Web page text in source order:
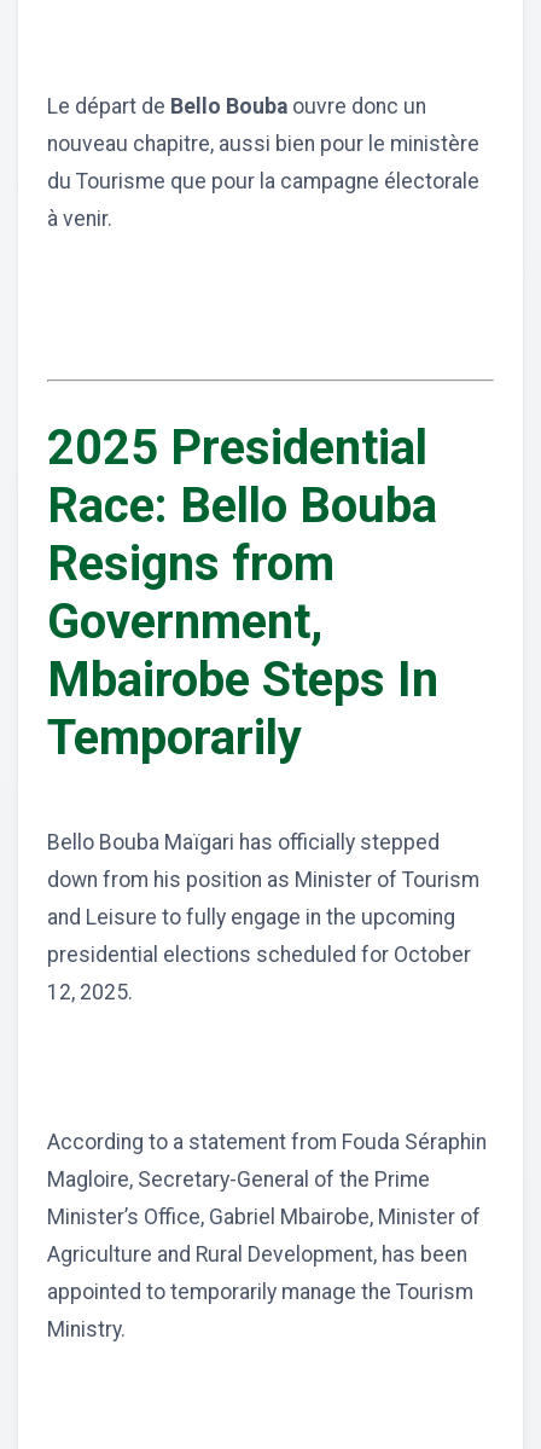
Le départ de Bello Bouba ouvre donc un
nouveau chapitre, aussi bien pour le ministère
du Tourisme que pour la campagne électorale
à venir.
2025 Presidential
Race: Bello Bouba
Resigns from
Government,
Mbairobe Steps In
Temporarily
Bello Bouba Maïgari has officially stepped
down from his position as Minister of Tourism
and Leisure to fully engage in the upcoming
presidential elections scheduled for October
12, 2025.
According to a statement from Fouda Séraphin
Magloire, Secretary-General of the Prime
Minister’s Office, Gabriel Mbairobe, Minister of
Agriculture and Rural Development, has been
appointed to temporarily manage the Tourism
Ministry.